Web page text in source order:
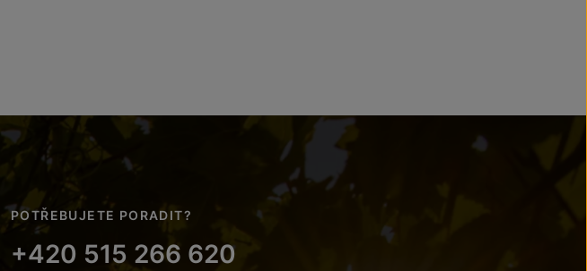
POTŘEBUJETE PORADIT?
+420 515 266 620